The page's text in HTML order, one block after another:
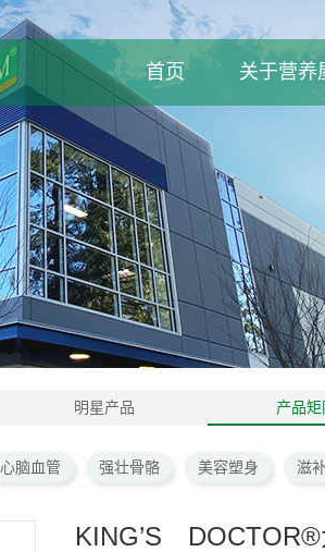
首页 关于营养
明星产品 产品矩
心脑血管 强壮骨骼 美容塑身 滋
KING’S DOCTOR®